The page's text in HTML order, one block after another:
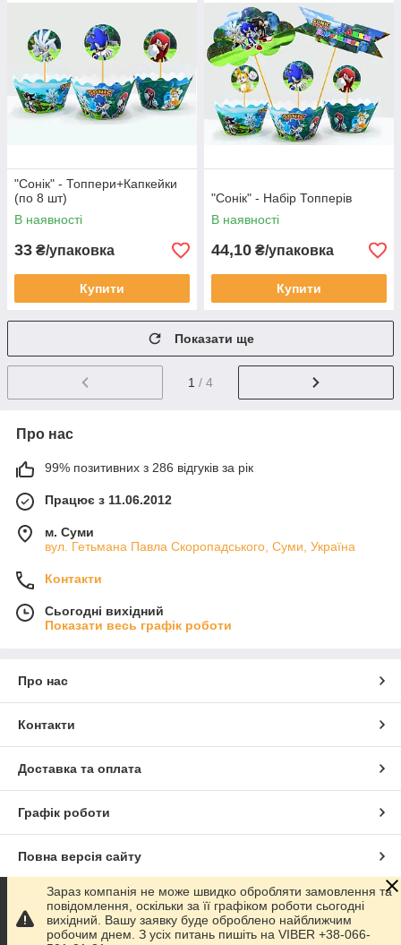
"Сонік" - Топпери+Капкейки
(по 8 шт)
В наявності
33 ₴/упаковка
Купити
"Сонік" - Набір Топперів
В наявності
44,10 ₴/упаковка
Купити
Показати ще
1 / 4
Про нас
99% позитивних з 286 відгуків за рік
Працює з 11.06.2012
м. Суми
вул. Гетьмана Павла Скоропадського, Суми, Україна
Контакти
Сьогодні вихідний
Показати весь графік роботи
Про нас
Контакти
Доставка та оплата
Графік роботи
Повна версія сайту
Сайт створено на маркетплейсіProm.ua
Зараз компанія не може швидко обробляти замовлення та
повідомлення, оскільки за її графіком роботи сьогодні
вихідний. Вашу заявку буде оброблено найближчим
робочим днем. З усіх питань пишіть на VIBER +38-066-